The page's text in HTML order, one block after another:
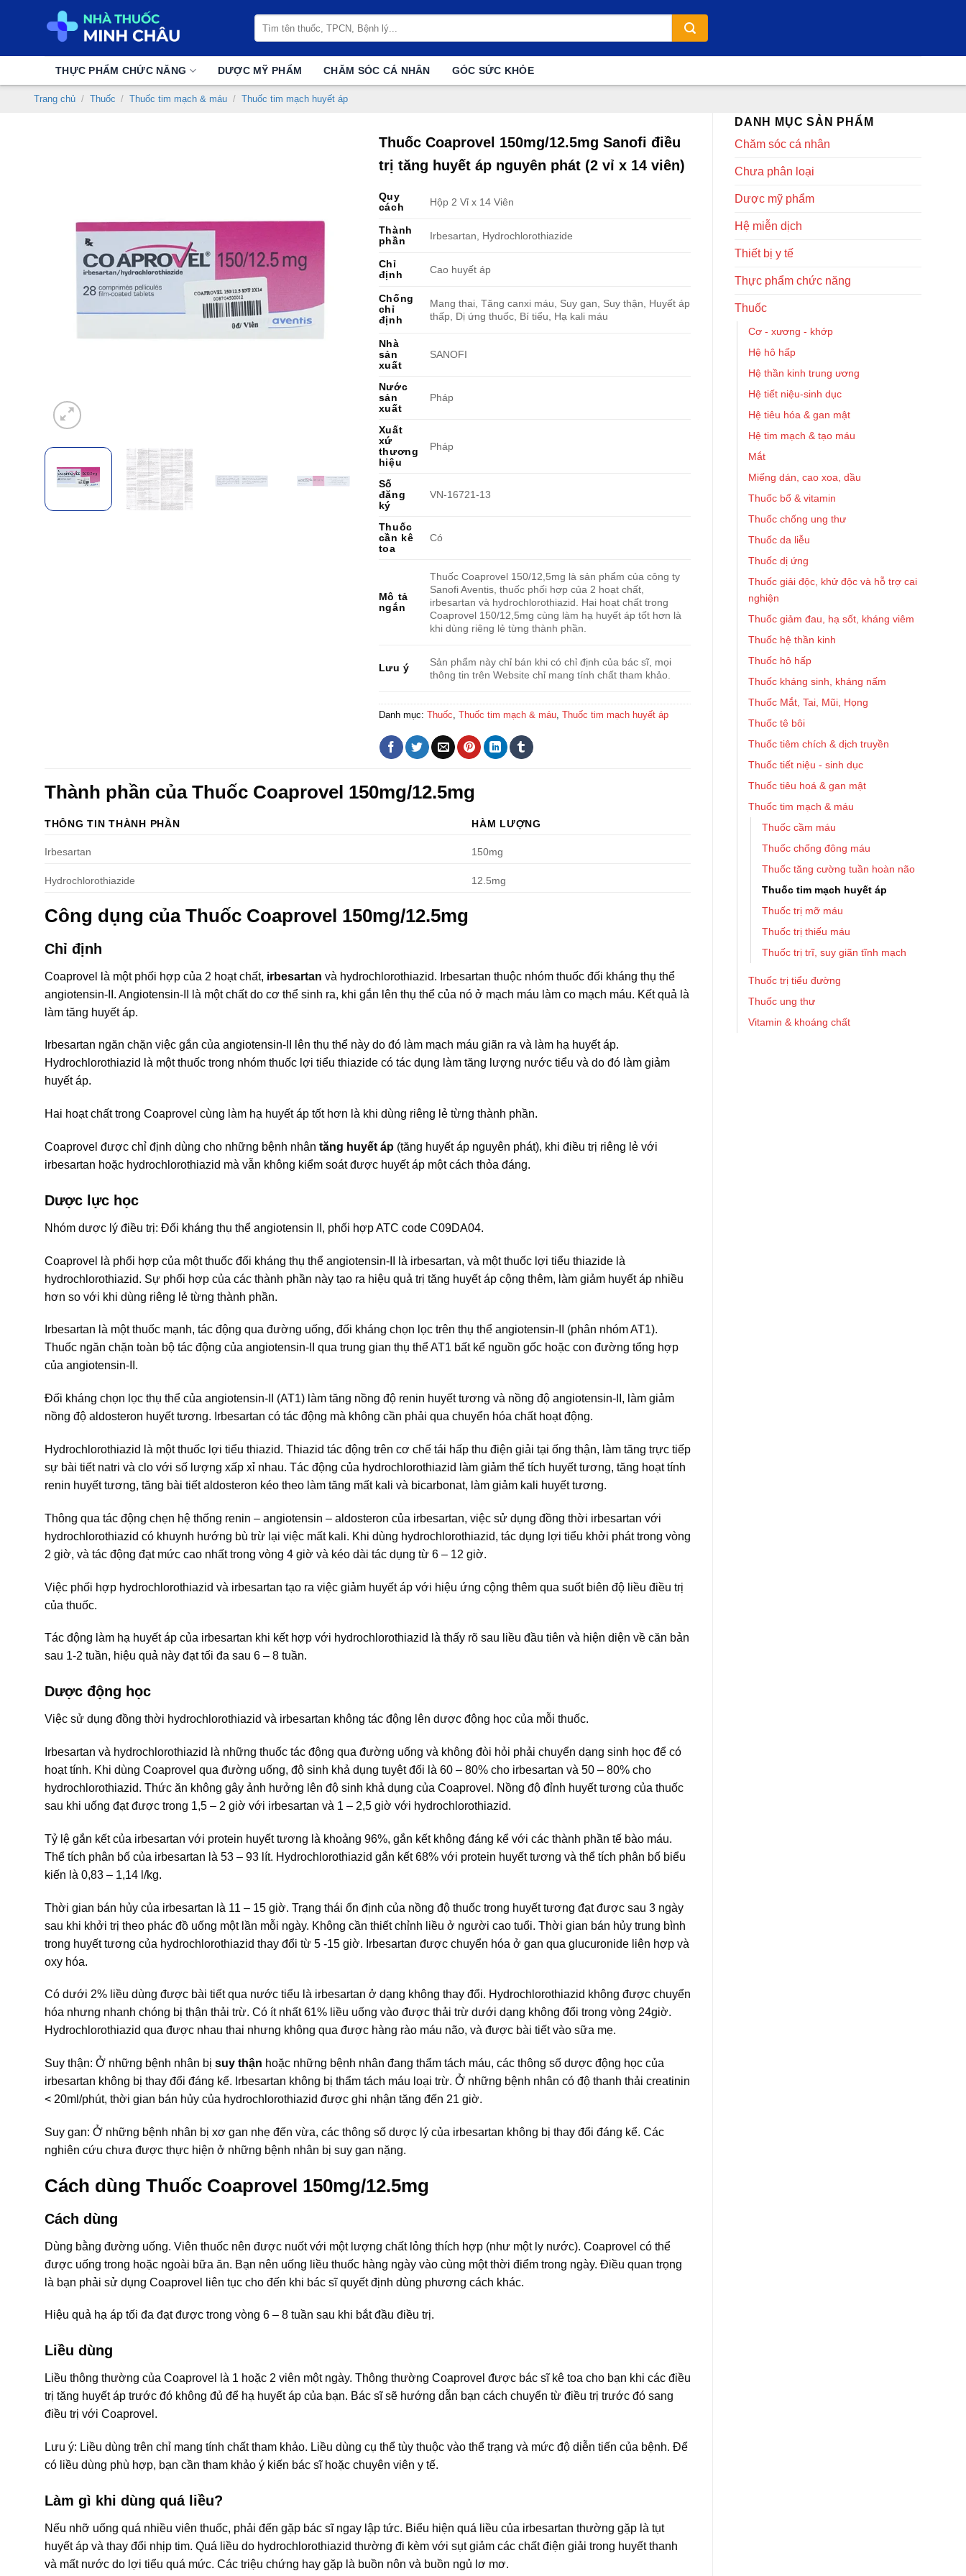
kiếm:
THỰC PHẨM CHỨC NĂNG DƯỢC MỸ PHẨM CHĂM SÓC CÁ NHÂN GÓC SỨC KHỎE
Trang chủ / Thuốc / Thuốc tim mạch & máu / Thuốc tim mạch huyết áp
DANH MỤC SẢN PHẨM
Chăm sóc cá nhân
Chưa phân loại
Dược mỹ phẩm
Hệ miễn dịch
Thiết bị y tế
Thực phẩm chức năng
Thuốc
Cơ - xương - khớp
Hệ hô hấp
Hệ thần kinh trung ương
Hệ tiết niệu-sinh dục
Hệ tiêu hóa & gan mật
Hệ tim mạch & tạo máu
Mắt
Miếng dán, cao xoa, dầu
Thuốc bổ & vitamin
Thuốc chống ung thư
Thuốc da liễu
Thuốc dị ứng
Thuốc giải độc, khử độc và hỗ trợ cai
nghiện
Thuốc giảm đau, hạ sốt, kháng viêm
Thuốc hệ thần kinh
Thuốc hô hấp
Thuốc kháng sinh, kháng nấm
Thuốc Mắt, Tai, Mũi, Họng
Thuốc tê bôi
Thuốc tiêm chích & dịch truyền
Thuốc tiết niệu - sinh dục
Thuốc tiêu hoá & gan mật
Thuốc tim mạch & máu
Thuốc cầm máu
Thuốc chống đông máu
Thuốc tăng cường tuần hoàn não
Thuốc tim mạch huyết áp
Thuốc trị mỡ máu
Thuốc trị thiếu máu
Thuốc trị trĩ, suy giãn tĩnh mạch
Thuốc trị tiểu đường
Thuốc ung thư
Vitamin & khoáng chất
Thuốc Coaprovel 150mg/12.5mg Sanofi điều
trị tăng huyết áp nguyên phát (2 vỉ x 14 viên)
Quy
cách
Hộp 2 Vỉ x 14 Viên
Thành
phần
Irbesartan, Hydrochlorothiazide
Chỉ
định
Cao huyết áp
Chống
chỉ
định
Mang thai, Tăng canxi máu, Suy gan, Suy thận, Huyết áp
thấp, Dị ứng thuốc, Bí tiểu, Hạ kali máu
Nhà
sản
xuất
SANOFI
Nước
sản
xuất
Pháp
Xuất
xứ
thương
hiệu
Pháp
Số
đăng
ký
VN-16721-13
Thuốc
cần kê
toa
Có
Mô tả
ngắn
Thuốc Coaprovel 150/12,5mg là sản phẩm của công ty
Sanofi Aventis, thuốc phối hợp của 2 hoạt chất,
irbesartan và hydrochlorothiazid. Hai hoạt chất trong
Coaprovel 150/12,5mg cùng làm hạ huyết áp tốt hơn là
khi dùng riêng lẻ từng thành phần.
Lưu ý
Sản phẩm này chỉ bán khi có chỉ định của bác sĩ, mọi
thông tin trên Website chỉ mang tính chất tham khảo.
Danh mục: Thuốc, Thuốc tim mạch & máu, Thuốc tim mạch huyết áp
Thành phần của Thuốc Coaprovel 150mg/12.5mg
THÔNG TIN THÀNH PHẦN HÀM LƯỢNG
Irbesartan 150mg
Hydrochlorothiazide 12.5mg
Công dụng của Thuốc Coaprovel 150mg/12.5mg
Chỉ định
Coaprovel là một phối hợp của 2 hoạt chất, irbesartan và hydrochlorothiazid. Irbesartan thuộc nhóm thuốc đối kháng thụ thể
angiotensin-II. Angiotensin-II là một chất do cơ thể sinh ra, khi gắn lên thụ thể của nó ở mạch máu làm co mạch máu. Kết quả là
làm tăng huyết áp.
Irbesartan ngăn chặn việc gắn của angiotensin-II lên thụ thể này do đó làm mạch máu giãn ra và làm hạ huyết áp.
Hydrochlorothiazid là một thuốc trong nhóm thuốc lợi tiểu thiazide có tác dụng làm tăng lượng nước tiểu và do đó làm giảm
huyết áp.
Hai hoạt chất trong Coaprovel cùng làm hạ huyết áp tốt hơn là khi dùng riêng lẻ từng thành phần.
Coaprovel được chỉ định dùng cho những bệnh nhân tăng huyết áp (tăng huyết áp nguyên phát), khi điều trị riêng lẻ với
irbesartan hoặc hydrochlorothiazid mà vẫn không kiểm soát được huyết áp một cách thỏa đáng.
Dược lực học
Nhóm dược lý điều trị: Đối kháng thụ thể angiotensin II, phối hợp ATC code C09DA04.
Coaprovel là phối hợp của một thuốc đối kháng thụ thể angiotensin-II là irbesartan, và một thuốc lợi tiểu thiazide là
hydrochlorothiazid. Sự phối hợp của các thành phần này tạo ra hiệu quả trị tăng huyết áp cộng thêm, làm giảm huyết áp nhiều
hơn so với khi dùng riêng lẻ từng thành phần.
Irbesartan là một thuốc mạnh, tác động qua đường uống, đối kháng chọn lọc trên thụ thể angiotensin-II (phân nhóm AT1).
Thuốc ngăn chặn toàn bộ tác động của angiotensin-II qua trung gian thụ thể AT1 bất kể nguồn gốc hoặc con đường tổng hợp
của angiotensin-II.
Đối kháng chọn lọc thụ thể của angiotensin-II (AT­1) làm tăng nồng độ renin huyết tương và nồng độ angiotensin-II, làm giảm
nồng độ aldosteron huyết tương. Irbesartan có tác động mà không cần phải qua chuyển hóa chất hoạt động.
Hydrochlorothiazid là một thuốc lợi tiểu thiazid. Thiazid tác động trên cơ chế tái hấp thu điện giải tại ống thận, làm tăng trực tiếp
sự bài tiết natri và clo với số lượng xấp xỉ nhau. Tác động của hydrochlorothiazid làm giảm thể tích huyết tương, tăng hoạt tính
renin huyết tương, tăng bài tiết aldosteron kéo theo làm tăng mất kali và bicarbonat, làm giảm kali huyết tương.
Thông qua tác động chẹn hệ thống renin – angiotensin – aldosteron của irbesartan, việc sử dụng đồng thời irbesartan với
hydrochlorothiazid có khuynh hướng bù trừ lại việc mất kali. Khi dùng hydrochlorothiazid, tác dụng lợi tiểu khởi phát trong vòng
2 giờ, và tác động đạt mức cao nhất trong vòng 4 giờ và kéo dài tác dụng từ 6 – 12 giờ.
Việc phối hợp hydrochlorothiazid và irbesartan tạo ra việc giảm huyết áp với hiệu ứng cộng thêm qua suốt biên độ liều điều trị
của thuốc.
Tác động làm hạ huyết áp của irbesartan khi kết hợp với hydrochlorothiazid là thấy rõ sau liều đầu tiên và hiện diện về căn bản
sau 1-2 tuần, hiệu quả này đạt tối đa sau 6 – 8 tuần.
Dược động học
Việc sử dụng đồng thời hydrochlorothiazid và irbesartan không tác động lên dược động học của mỗi thuốc.
Irbesartan và hydrochlorothiazid là những thuốc tác động qua đường uống và không đòi hỏi phải chuyển dạng sinh học để có
hoạt tính. Khi dùng Coaprovel qua đường uống, độ sinh khả dụng tuyệt đối là 60 – 80% cho irbesartan và 50 – 80% cho
hydrochlorothiazid. Thức ăn không gây ảnh hưởng lên độ sinh khả dụng của Coaprovel. Nồng độ đỉnh huyết tương của thuốc
sau khi uống đạt được trong 1,5 – 2 giờ với irbesartan và 1 – 2,5 giờ với hydrochlorothiazid.
Tỷ lệ gắn kết của irbesartan với protein huyết tương là khoảng 96%, gắn kết không đáng kể với các thành phần tế bào máu.
Thể tích phân bố của irbesartan là 53 – 93 lít. Hydrochlorothiazid gắn kết 68% với protein huyết tương và thể tích phân bố biểu
kiến là 0,83 – 1,14 l/kg.
Thời gian bán hủy của irbesartan là 11 – 15 giờ. Trạng thái ổn định của nồng độ thuốc trong huyết tương đạt được sau 3 ngày
sau khi khởi trị theo phác đồ uống một lần mỗi ngày. Không cần thiết chỉnh liều ở người cao tuổi. Thời gian bán hủy trung bình
trong huyết tương của hydrochlorothiazid thay đổi từ 5 -15 giờ. Irbesartan được chuyển hóa ở gan qua glucuronide liên hợp và
oxy hóa.
Có dưới 2% liều dùng được bài tiết qua nước tiểu là irbesartan ở dạng không thay đổi. Hydrochlorothiazid không được chuyển
hóa nhưng nhanh chóng bị thận thải trừ. Có ít nhất 61% liều uống vào được thải trừ dưới dạng không đổi trong vòng 24giờ.
Hydrochlorothiazid qua được nhau thai nhưng không qua được hàng rào máu não, và được bài tiết vào sữa mẹ.
Suy thận: Ở những bệnh nhân bị suy thận hoặc những bệnh nhân đang thẩm tách máu, các thông số dược động học của
irbesartan không bị thay đổi đáng kể. Irbesartan không bị thẩm tách máu loại trừ. Ở những bệnh nhân có độ thanh thải creatinin
< 20ml/phút, thời gian bán hủy của hydrochlorothiazid được ghi nhận tăng đến 21 giờ.
Suy gan: Ở những bệnh nhân bị xơ gan nhẹ đến vừa, các thông số dược lý của irbesartan không bị thay đổi đáng kể. Các
nghiên cứu chưa được thực hiện ở những bệnh nhân bị suy gan nặng.
Cách dùng Thuốc Coaprovel 150mg/12.5mg
Cách dùng
Dùng bằng đường uống. Viên thuốc nên được nuốt với một lượng chất lỏng thích hợp (như một ly nước). Coaprovel có thể
được uống trong hoặc ngoài bữa ăn. Bạn nên uống liều thuốc hàng ngày vào cùng một thời điểm trong ngày. Điều quan trọng
là bạn phải sử dụng Coaprovel liên tục cho đến khi bác sĩ quyết định dùng phương cách khác.
Hiệu quả hạ áp tối đa đạt được trong vòng 6 – 8 tuần sau khi bắt đầu điều trị.
Liều dùng
Liều thông thường của Coaprovel là 1 hoặc 2 viên một ngày. Thông thường Coaprovel được bác sĩ kê toa cho bạn khi các điều
trị tăng huyết áp trước đó không đủ để hạ huyết áp của bạn. Bác sĩ sẽ hướng dẫn bạn cách chuyển từ điều trị trước đó sang
điều trị với Coaprovel.
Lưu ý: Liều dùng trên chỉ mang tính chất tham khảo. Liều dùng cụ thể tùy thuộc vào thể trạng và mức độ diễn tiến của bệnh. Để
có liều dùng phù hợp, bạn cần tham khảo ý kiến bác sĩ hoặc chuyên viên y tế.
Làm gì khi dùng quá liều?
Nếu nhỡ uống quá nhiều viên thuốc, phải đến gặp bác sĩ ngay lập tức. Biểu hiện quá liều của irbesartan thường gặp là tụt
huyết áp và thay đổi nhịp tim. Quá liều do hydrochlorothiazid thường đi kèm với sụt giảm các chất điện giải trong huyết thanh
và mất nước do lợi tiểu quá mức. Các triệu chứng hay gặp là buồn nôn và buồn ngủ lơ mơ.